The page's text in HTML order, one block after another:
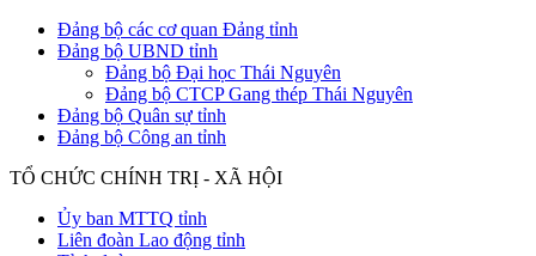
Đảng bộ các cơ quan Đảng tỉnh
Đảng bộ UBND tỉnh
Đảng bộ Đại học Thái Nguyên
Đảng bộ CTCP Gang thép Thái Nguyên
Đảng bộ Quân sự tỉnh
Đảng bộ Công an tỉnh
TỔ CHỨC CHÍNH TRỊ - XÃ HỘI
Ủy ban MTTQ tỉnh
Liên đoàn Lao động tỉnh